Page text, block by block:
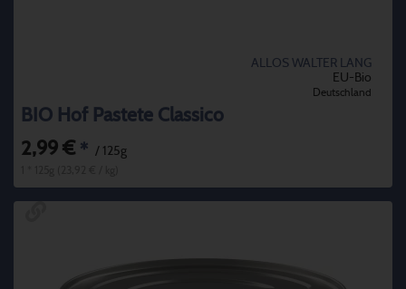
ALLOS WALTER LANG
EU-Bio
Deutschland
BIO Hof Pastete Classico
2,99 € * / 125g